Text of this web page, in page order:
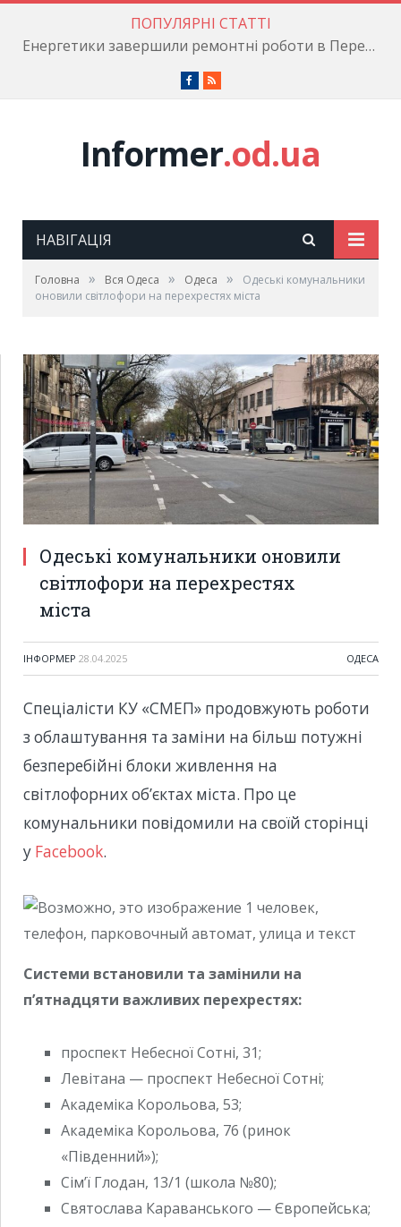
ПОПУЛЯРНІ СТАТТІ
Енергетики завершили ремонтні роботи в Пересипському районі
Facebook
RSS
Informer.od.ua
НАВІГАЦІЯ
Головна » Вся Одеса » Одеса »
Одеські комунальники
оновили світлофори на перехрестях міста
Одеські комунальники оновили
світлофори на перехрестях
міста
ІНФОРМЕР 28.04.2025 ОДЕСА
Спеціалісти КУ «СМЕП» продовжують роботи
з облаштування та заміни на більш потужні
безперебійні блоки живлення на
світлофорних об’єктах міста. Про це
комунальники повідомили на своїй сторінці
у Facebook.
Системи встановили та замінили на
п’ятнадцяти важливих перехрестях:
проспект Небесної Сотні, 31;
Левітана — проспект Небесної Сотні;
Академіка Корольова, 53;
Академіка Корольова, 76 (ринок
«Південний»);
Сім’ї Глодан, 13/1 (школа №80);
Святослава Караванського — Європейська;